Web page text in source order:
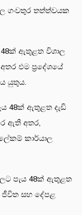
ගංවතුර තත්ත්වයක
48ක් ඇතුළත විශාල
එම ප්‍රදේශයේ
යුතුය.
48ක් ඇතුළත දැඩි
ඇති අතර,
කාර්යාල
පැය 48ක් ඇතුළත
සහ දේපළ